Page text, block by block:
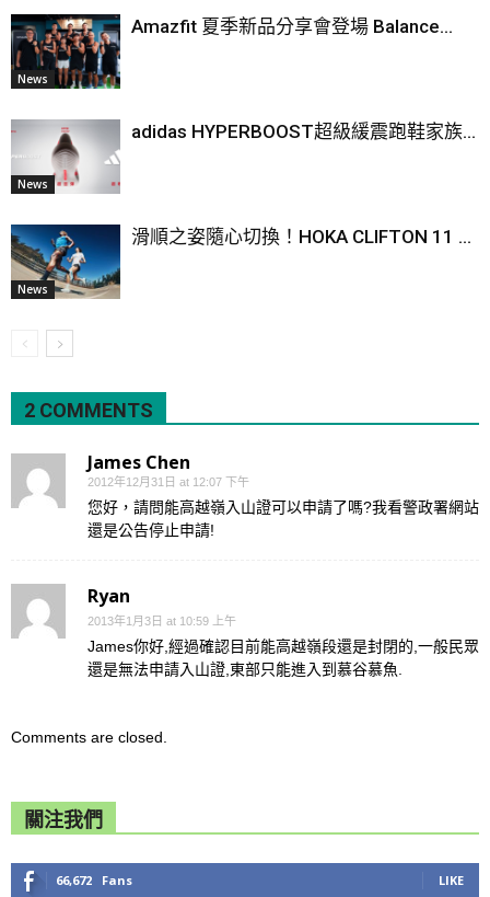
News
Amazfit 夏季新品分享會登場 Balance...
News
adidas HYPERBOOST超級緩震跑鞋家族...
News
滑順之姿隨心切換！HOKA CLIFTON 11 ...
2 COMMENTS
James Chen
2012年12月31日 at 12:07 下午
您好，請問能高越嶺入山證可以申請了嗎?我看警政署網站
還是公告停止申請!
Ryan
2013年1月3日 at 10:59 上午
James你好,經過確認目前能高越嶺段還是封閉的,一般民眾
還是無法申請入山證,東部只能進入到慕谷慕魚.
Comments are closed.
關注我們
66,672 Fans LIKE